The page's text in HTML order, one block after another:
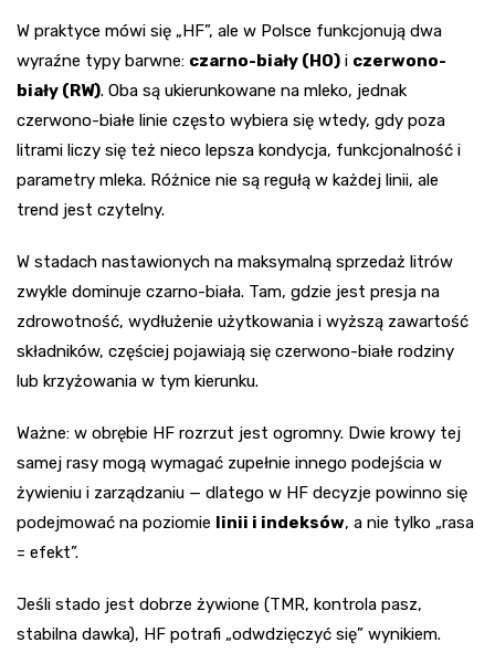
W praktyce mówi się „HF”, ale w Polsce funkcjonują dwa
wyraźne typy barwne: czarno-biały (HO) i czerwono-
biały (RW). Oba są ukierunkowane na mleko, jednak
czerwono-białe linie często wybiera się wtedy, gdy poza
litrami liczy się też nieco lepsza kondycja, funkcjonalność i
parametry mleka. Różnice nie są regułą w każdej linii, ale
trend jest czytelny.
W stadach nastawionych na maksymalną sprzedaż litrów
zwykle dominuje czarno-biała. Tam, gdzie jest presja na
zdrowotność, wydłużenie użytkowania i wyższą zawartość
składników, częściej pojawiają się czerwono-białe rodziny
lub krzyżowania w tym kierunku.
Ważne: w obrębie HF rozrzut jest ogromny. Dwie krowy tej
samej rasy mogą wymagać zupełnie innego podejścia w
żywieniu i zarządzaniu — dlatego w HF decyzje powinno się
podejmować na poziomie linii i indeksów, a nie tylko „rasa
= efekt”.
Jeśli stado jest dobrze żywione (TMR, kontrola pasz,
stabilna dawka), HF potrafi „odwdzięczyć się” wynikiem.